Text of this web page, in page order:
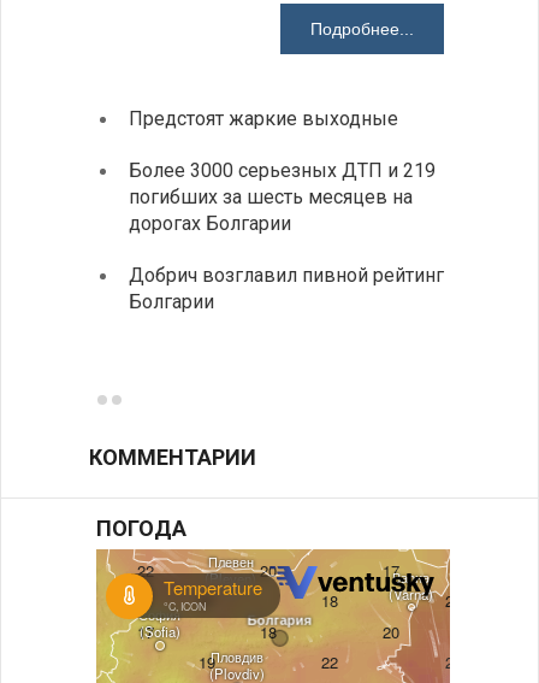
Подробнее...
Предстоят жаркие выходные
Более 3000 серьезных ДТП и 219
погибших за шесть месяцев на
дорогах Болгарии
Добрич возглавил пивной рейтинг
Болгарии
КОММЕНТАРИИ
ПОГОДА